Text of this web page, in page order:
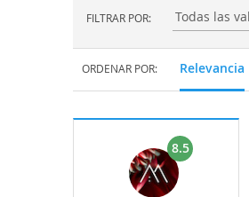
FILTRAR POR: Filtrar por:
ORDENAR POR: Relevancia
8.5